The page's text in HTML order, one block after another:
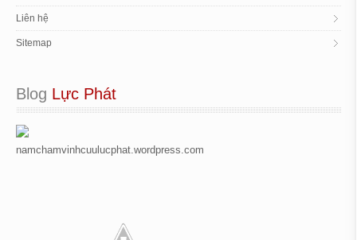
Liên hệ
Sitemap
Blog Lực Phát
namchamvinhcuulucphat.wordpress.com